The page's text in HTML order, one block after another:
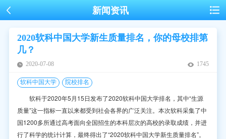
新闻资讯
2020软科中国大学新生质量排名，你的母校排第
几？
2020-07-08 1745
软科中国大学 院校排名
软科于2020年5月15日发布了2020软科中国大学排名，其中“生源
质量”这一指标一直以来都受到社会各界的广泛关注。本次软科采集了中
国1200多所通过高考面向全国招生的本科层次的高校的录取成绩，并进
行了科学的统计计算，最终得出了“2020软科中国大学新生质量排名”。